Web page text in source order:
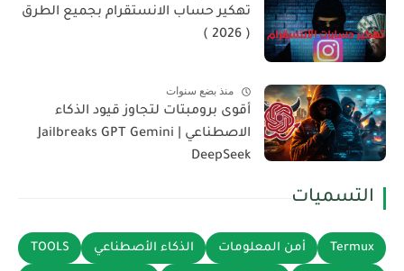
تهكير حساب الانستقرام بجميع الطرق
( 2026 )
منذ بضع سنوات
أقوى برومبتات لتجاوز قيود الذكاء
الاصطناعي | Jailbreaks GPT Gemini
DeepSeek
التسميات
Termux أمن المعلومات الذكاء الأصطناعي TOOLS